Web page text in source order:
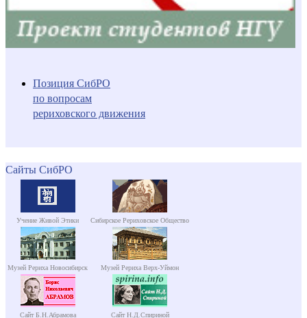
Позиция СибРО
по вопросам
рериховского движения
Сайты СибРО
Учение Живой Этики Сибирское Рериховское Общество
Музей Рериха Новосибирск Музей Рериха Верх-Уймон
Сайт Б.Н.Абрамова Сайт Н.Д.Спириной